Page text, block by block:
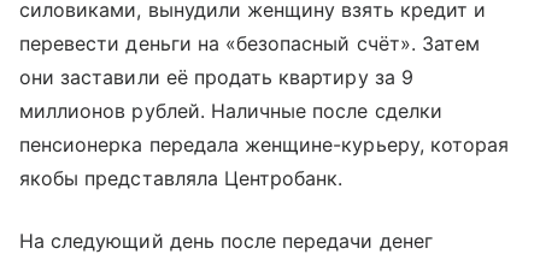
силовиками, вынудили женщину взять кредит и
перевести деньги на «безопасный счёт». Затем
они заставили её продать квартиру за 9
миллионов рублей. Наличные после сделки
пенсионерка передала женщине-курьеру, которая
якобы представляла Центробанк.
На следующий день после передачи денег